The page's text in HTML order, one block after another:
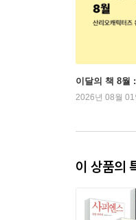
이달의 책 8월
2026년 08월
이 상품의